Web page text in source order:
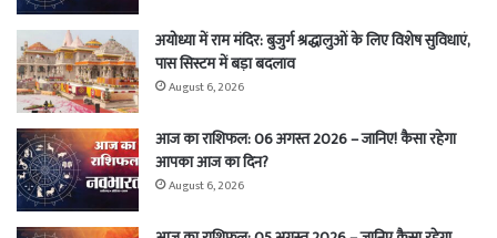
अयोध्या में राम मंदिर: बुजुर्ग श्रद्धालुओं के लिए विशेष सुविधाएं,
पास सिस्टम में बड़ा बदलाव
August 6, 2026
आज का राशिफल: 06 अगस्त 2026 – जानिए! कैसा रहेगा
आपका आज का दिन?
August 6, 2026